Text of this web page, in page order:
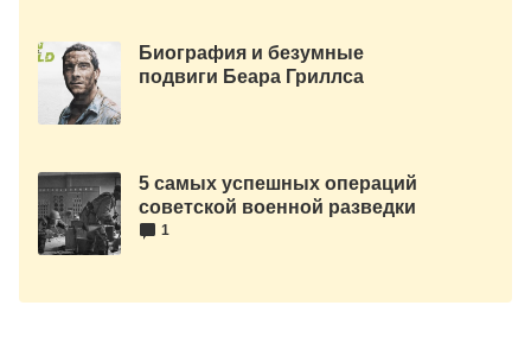
Биография и безумные
подвиги Беара Гриллса
5 самых успешных операций
советской военной разведки
1